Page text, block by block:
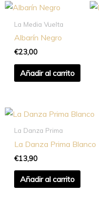
La Media Vuelta
Albarín Negro
€23,00
Añadir al carrito
La Danza Prima
La Danza Prima Blanco
€13,90
Añadir al carrito